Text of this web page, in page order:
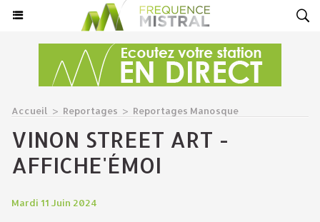
Accueil > Reportages > Reportages Manosque
VINON STREET ART -
AFFICHE'ÉMOI
Mardi 11 Juin 2024